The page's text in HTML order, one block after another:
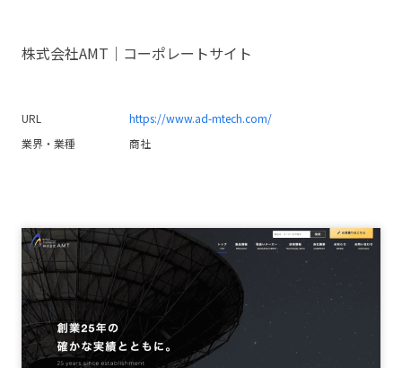
株式会社AMT｜コーポレートサイト
URL
https://www.ad-mtech.com/
業界・業種
商社